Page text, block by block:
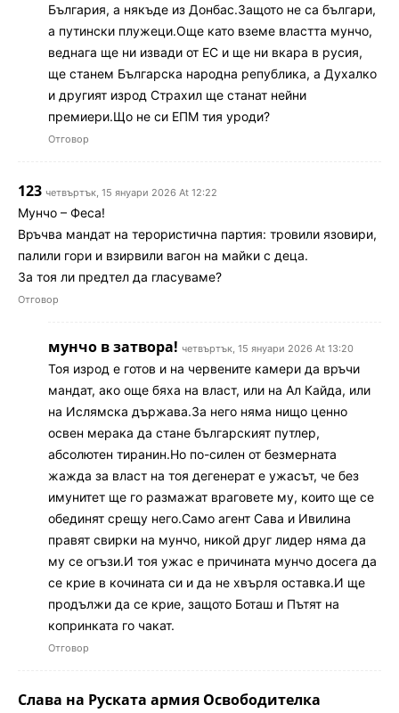
България, а някъде из Донбас.Защото не са българи,
а путински плужеци.Още като вземе властта мунчо,
веднага ще ни извади от ЕС и ще ни вкара в русия,
ще станем Българска народна република, а Духалко
и другият изрод Страхил ще станат нейни
премиери.Що не си ЕПМ тия уроди?
Отговор
123 четвъртък, 15 януари 2026 At 12:22
Мунчо – Феса!
Връчва мандат на терористична партия: тровили язовири,
палили гори и взирвили вагон на майки с деца.
За тоя ли предтел да гласуваме?
Отговор
мунчо в затвора! четвъртък, 15 януари 2026 At 13:20
Тоя изрод е готов и на червените камери да връчи
мандат, ако още бяха на власт, или на Ал Кайда, или
на Ислямска държава.За него няма нищо ценно
освен мерака да стане българският путлер,
абсолютен тиранин.Но по-силен от безмерната
жажда за власт на тоя дегенерат е ужасът, че без
имунитет ще го размажат враговете му, които ще се
обединят срещу него.Само агент Сава и Ивилина
правят свирки на мунчо, никой друг лидер няма да
му се огъзи.И тоя ужас е причината мунчо досега да
се крие в кочината си и да не хвърля оставка.И ще
продължи да се крие, защото Боташ и Пътят на
копринката го чакат.
Отговор
Слава на Руската армия Освободителка